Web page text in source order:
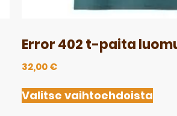
Error 402 t-paita
32,00€
Valitse vaihtoehdoista